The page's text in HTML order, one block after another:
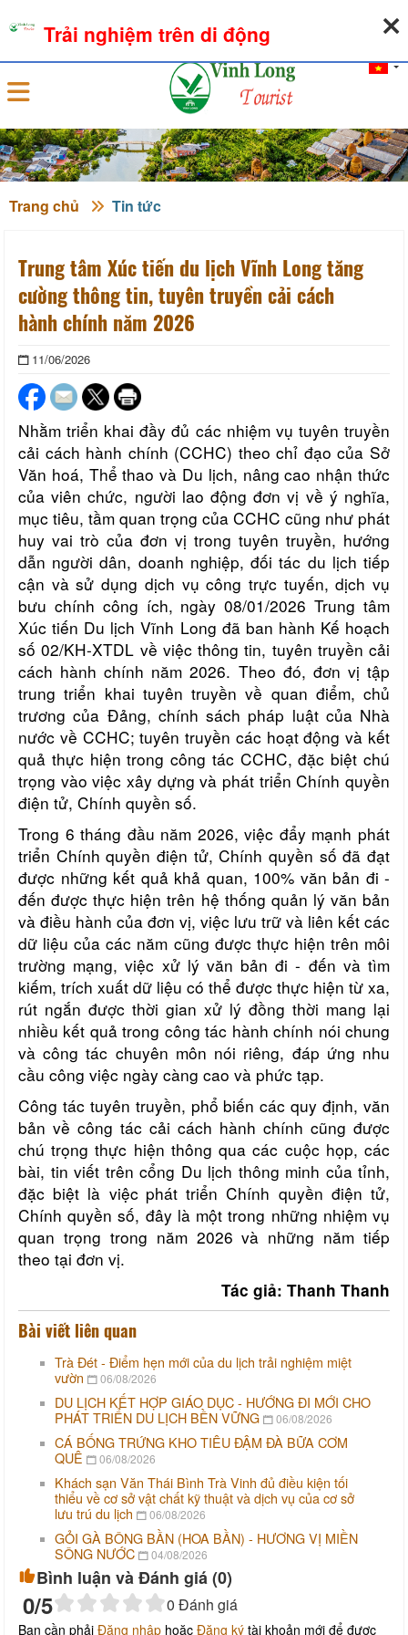
Đăng nhập
Trang chủ Tin tức
Trung tâm Xúc tiến du lịch Vĩnh Long tăng
cường thông tin, tuyên truyền cải cách
hành chính năm 2026
11/06/2026
Nhằm triển khai đầy đủ các nhiệm vụ tuyên truyền
cải cách hành chính (CCHC) theo chỉ đạo của Sở
Văn hoá, Thể thao và Du lịch, nâng cao nhận thức
của viên chức, người lao động đơn vị về ý nghĩa,
mục tiêu, tầm quan trọng của CCHC cũng như phát
huy vai trò của đơn vị trong tuyên truyền, hướng
dẫn người dân, doanh nghiệp, đối tác du lịch tiếp
cận và sử dụng dịch vụ công trực tuyến, dịch vụ
bưu chính công ích, ngày 08/01/2026 Trung tâm
Xúc tiến Du lịch Vĩnh Long đã ban hành Kế hoạch
số 02/KH-XTDL về việc thông tin, tuyên truyền cải
cách hành chính năm 2026. Theo đó, đơn vị tập
trung triển khai tuyên truyền về quan điểm, chủ
trương của Đảng, chính sách pháp luật của Nhà
nước về CCHC; tuyên truyền các hoạt động và kết
quả thực hiện trong công tác CCHC, đặc biệt chú
trọng vào việc xây dựng và phát triển Chính quyền
điện tử, Chính quyền số.
Trong 6 tháng đầu năm 2026, việc đẩy mạnh phát
triển Chính quyền điện tử, Chính quyền số đã đạt
được những kết quả khả quan, 100% văn bản đi -
đến được thực hiện trên hệ thống quản lý văn bản
và điều hành của đơn vị, việc lưu trữ và liên kết các
dữ liệu của các năm cũng được thực hiện trên môi
trường mạng, việc xử lý văn bản đi - đến và tìm
kiếm, trích xuất dữ liệu có thể được thực hiện từ xa,
rút ngắn được thời gian xử lý đồng thời mang lại
nhiều kết quả trong công tác hành chính nói chung
và công tác chuyên môn nói riêng, đáp ứng nhu
cầu công việc ngày càng cao và phức tạp.
Công tác tuyên truyền, phổ biến các quy định, văn
bản về công tác cải cách hành chính cũng được
chú trọng thực hiện thông qua các cuộc họp, các
bài, tin viết trên cổng Du lịch thông minh của tỉnh,
đặc biệt là việc phát triển Chính quyền điện tử,
Chính quyền số, đây là một trong những nhiệm vụ
quan trọng trong năm 2026 và những năm tiếp
theo tại đơn vị.
Tác giả: Thanh Thanh
Bài viết liên quan
Trà Đét - Điểm hẹn mới của du lịch trải nghiệm miệt
vườn
06/08/2026
DU LỊCH KẾT HỢP GIÁO DỤC - HƯỚNG ĐI MỚI CHO
PHÁT TRIỂN DU LỊCH BỀN VỮNG
06/08/2026
CÁ BỐNG TRỨNG KHO TIÊU ĐẬM ĐÀ BỮA CƠM
QUÊ
06/08/2026
Khách sạn Văn Thái Bình Trà Vinh đủ điều kiện tối
thiểu về cơ sở vật chất kỹ thuật và dịch vụ của cơ sở
lưu trú du lịch
06/08/2026
GỎI GÀ BÔNG BẦN (HOA BẦN) - HƯƠNG VỊ MIỀN
SÔNG NƯỚC
04/08/2026
Bình luận và Đánh giá (0)
0/5 0 Đánh giá
Bạn cần phải Đăng nhập hoặc Đăng ký tài khoản mới để được
Trải nghiệm trên di động